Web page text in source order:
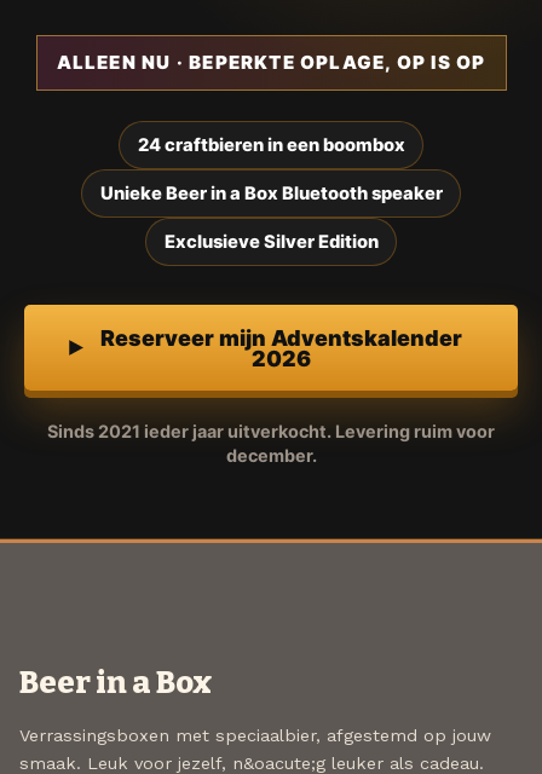
ALLEEN NU · BEPERKTE OPLAGE, OP IS OP
24 craftbieren in een boombox
Unieke Beer in a Box Bluetooth speaker
Exclusieve Silver Edition
Reserveer mijn Adventskalender
2026
Sinds 2021 ieder jaar uitverkocht. Levering ruim voor
december.
Beer in a Box
Verrassingsboxen met speciaalbier, afgestemd op jouw
smaak. Leuk voor jezelf, n&oacute;g leuker als cadeau.